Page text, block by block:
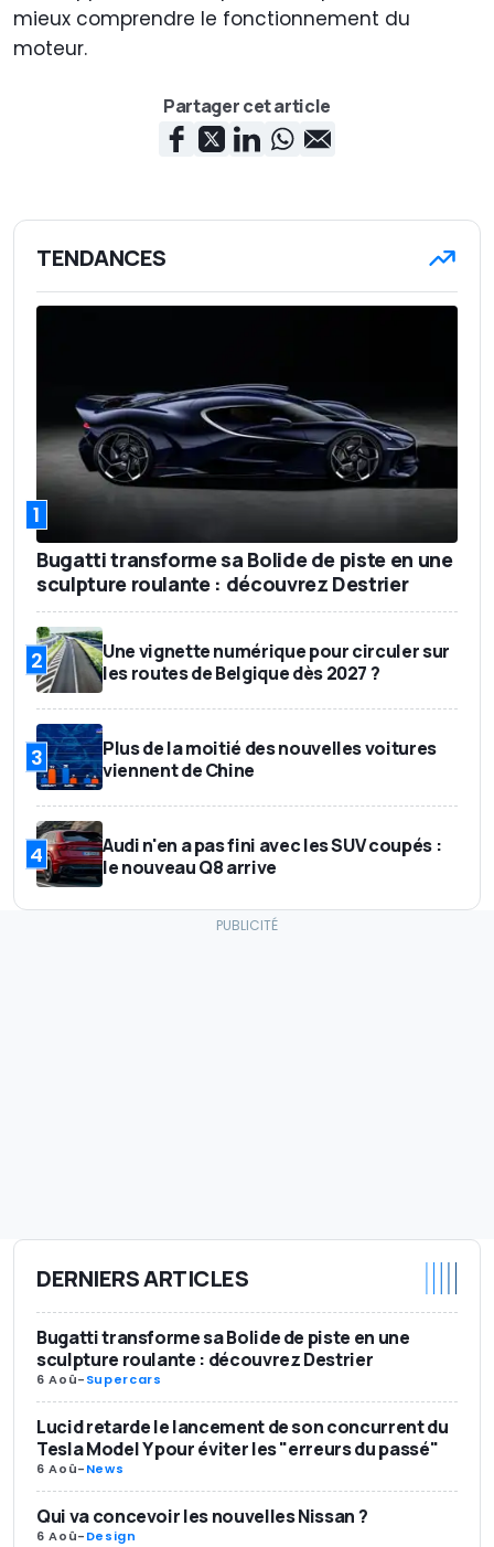
mieux comprendre le fonctionnement du
moteur.
Partager cet article
TENDANCES
1
Bugatti transforme sa Bolide de piste en une
sculpture roulante : découvrez Destrier
2
Une vignette numérique pour circuler sur
les routes de Belgique dès 2027 ?
3
Plus de la moitié des nouvelles voitures
viennent de Chine
4
Audi n'en a pas fini avec les SUV coupés :
le nouveau Q8 arrive
DERNIERS ARTICLES
Bugatti transforme sa Bolide de piste en une
sculpture roulante : découvrez Destrier
6 Aoû-Supercars
Lucid retarde le lancement de son concurrent du
Tesla Model Y pour éviter les "erreurs du passé"
6 Aoû-News
Qui va concevoir les nouvelles Nissan ?
6 Aoû-Design